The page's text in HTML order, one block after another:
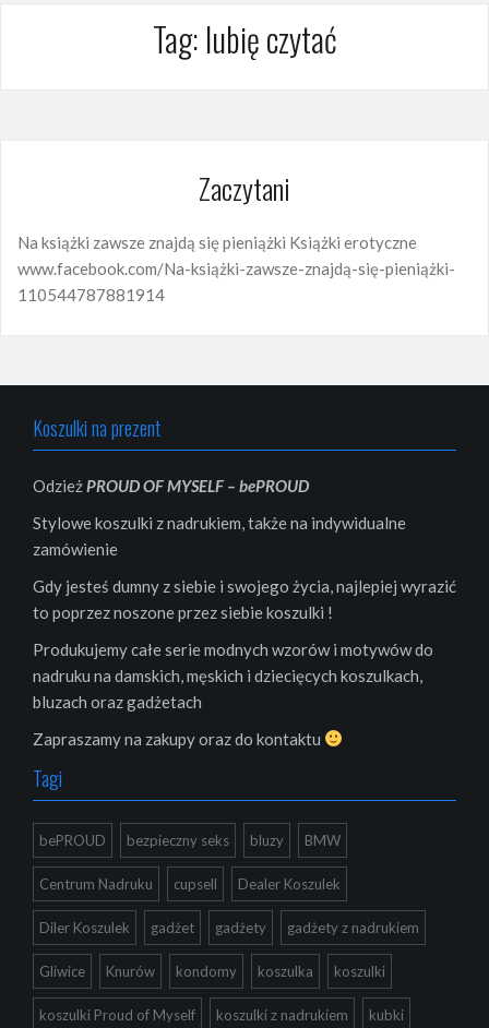
Tag: lubię czytać
Zaczytani
Na książki zawsze znajdą się pieniążki Książki erotyczne
www.facebook.com/Na-książki-zawsze-znajdą-się-pieniążki-
110544787881914
Koszulki na prezent
Odzież PROUD OF MYSELF – bePROUD
Stylowe koszulki z nadrukiem, także na indywidualne
zamówienie
Gdy jesteś dumny z siebie i swojego życia, najlepiej wyrazić
to poprzez noszone przez siebie koszulki !
Produkujemy całe serie modnych wzorów i motywów do
nadruku na damskich, męskich i dziecięcych koszulkach,
bluzach oraz gadżetach
Zapraszamy na zakupy oraz do kontaktu
Tagi
bePROUD bezpieczny seks bluzy BMW
Centrum Nadruku cupsell Dealer Koszulek
Diler Koszulek gadżet gadżety gadżety z nadrukiem
Gliwice Knurów kondomy koszulka koszulki
koszulki Proud of Myself koszulki z nadrukiem kubki